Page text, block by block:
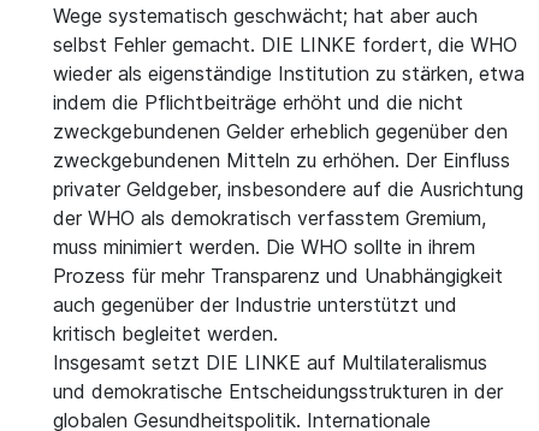
Wege systematisch geschwächt; hat aber auch
selbst Fehler gemacht. DIE LINKE fordert, die WHO
wieder als eigenständige Institution zu stärken, etwa
indem die Pflichtbeiträge erhöht und die nicht
zweckgebundenen Gelder erheblich gegenüber den
zweckgebundenen Mitteln zu erhöhen. Der Einfluss
privater Geldgeber, insbesondere auf die Ausrichtung
der WHO als demokratisch verfasstem Gremium,
muss minimiert werden. Die WHO sollte in ihrem
Prozess für mehr Transparenz und Unabhängigkeit
auch gegenüber der Industrie unterstützt und
kritisch begleitet werden.
Insgesamt setzt DIE LINKE auf Multilateralismus
und demokratische Entscheidungsstrukturen in der
globalen Gesundheitspolitik. Internationale